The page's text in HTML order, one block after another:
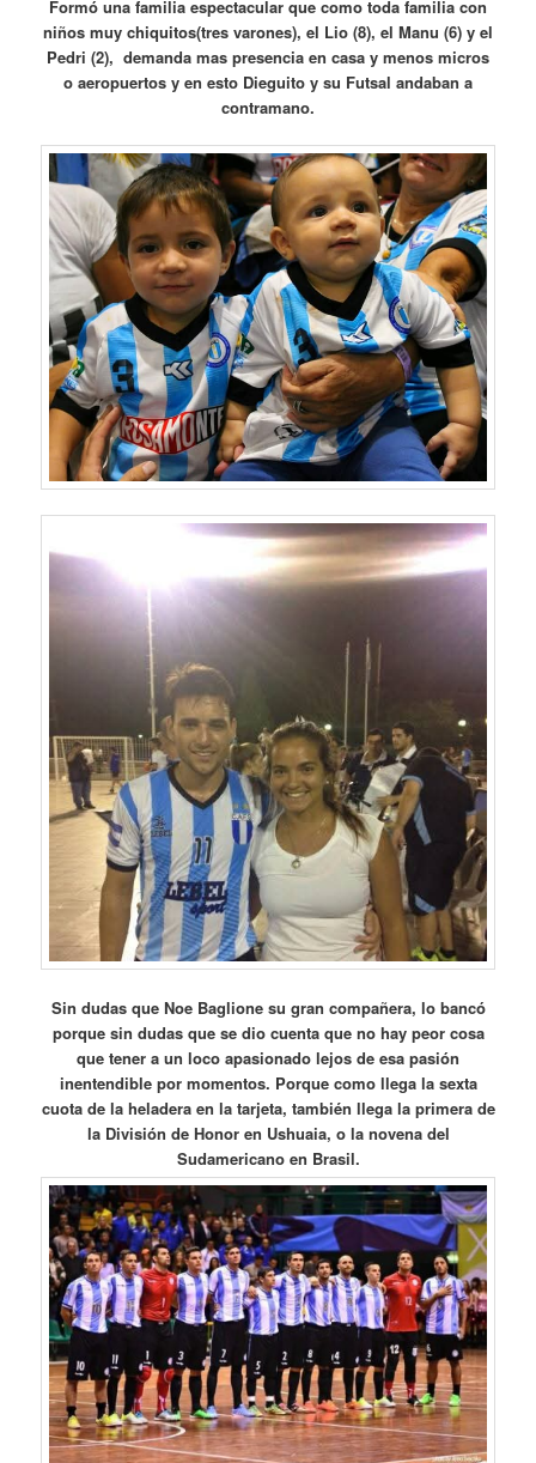
Formó una familia espectacular que como toda familia con
niños muy chiquitos(tres varones), el Lio (8), el Manu (6) y el
Pedri (2), demanda mas presencia en casa y menos micros
o aeropuertos y en esto Dieguito y su Futsal andaban a
contramano.
Sin dudas que Noe Baglione su gran compañera, lo bancó
porque sin dudas que se dio cuenta que no hay peor cosa
que tener a un loco apasionado lejos de esa pasión
inentendible por momentos. Porque como llega la sexta
cuota de la heladera en la tarjeta, también llega la primera de
la División de Honor en Ushuaia, o la novena del
Sudamericano en Brasil.